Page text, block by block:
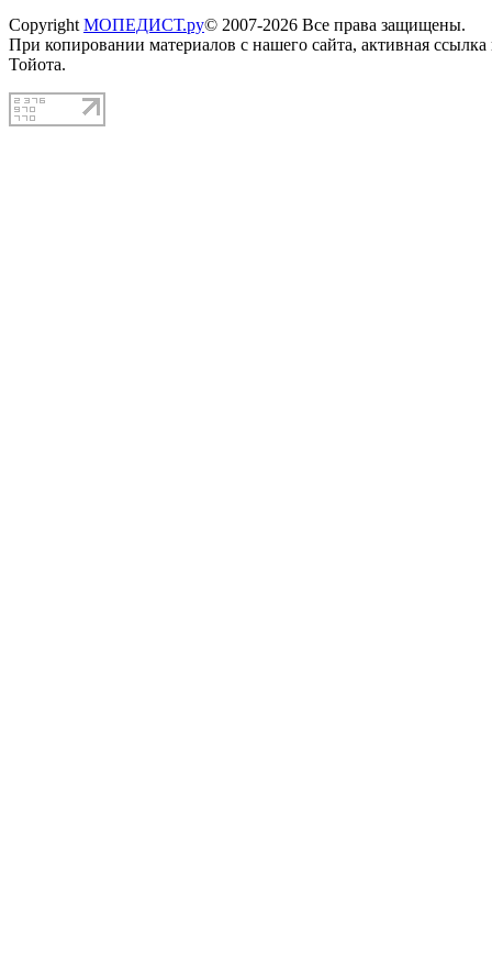
Copyright МОПЕДИСТ.ру© 2007-2026 Все права защищены.
При копировании материалов с нашего сайта, активная
Тойота.